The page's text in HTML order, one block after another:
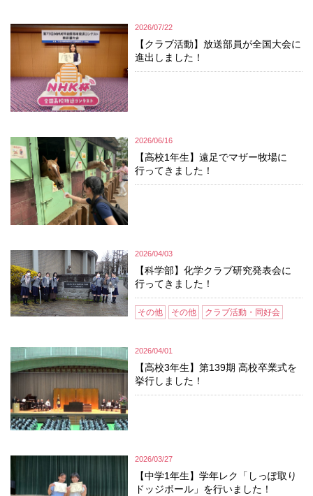
2026/07/22
【クラブ活動】放送部員が全国大会に
進出しました！
2026/06/16
【高校1年生】遠足でマザー牧場に
行ってきました！
2026/04/03
【科学部】化学クラブ研究発表会に
行ってきました！
その他 その他 クラブ活動・同好会
2026/04/01
【高校3年生】第139期 高校卒業式を
挙行しました！
2026/03/27
【中学1年生】学年レク「しっぽ取り
ドッジボール」を行いました！